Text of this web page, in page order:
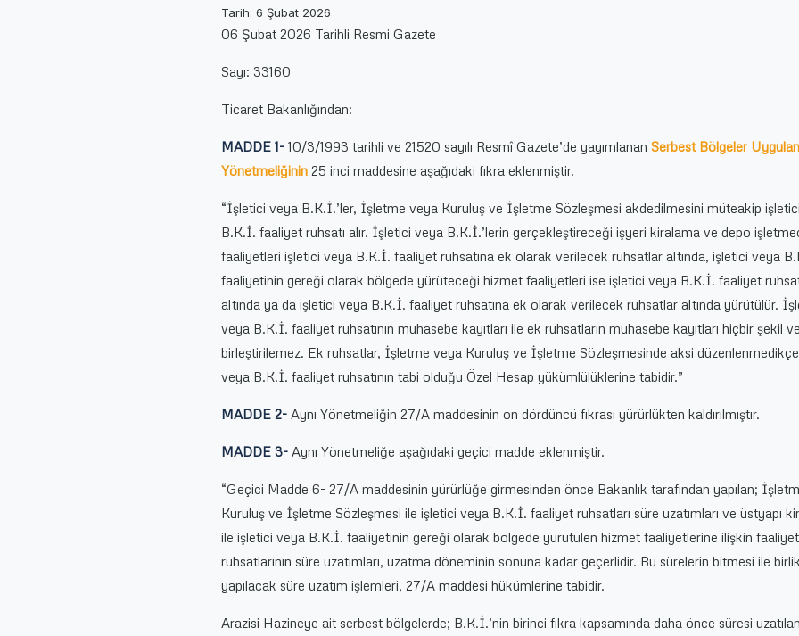
Tarih:6 Şubat 2026
06 Şubat 2026 Tarihli Resmi Gazete
Sayı: 33160
Ticaret Bakanlığından:
MADDE 1-10/3/1993 tarihli ve 21520 sayılı Resmî Gazete’de yayımlananSerbest Bölgeler
Yönetmeliğinin 25 inci maddesine aşağıdaki fıkra eklenmiştir.
“İşletici veya B.K.İ.’ler, İşletme veya Kuruluş ve İşletme Sözleşmesi akdedilmesini müteakip
B.K.İ. faaliyet ruhsatı alır. İşletici veya B.K.İ.’lerin gerçekleştireceği işyeri kiralama ve depo
faaliyetleri işletici veya B.K.İ. faaliyet ruhsatına ek olarak verilecek ruhsatlar altında, işletici veya
faaliyetinin gereği olarak bölgede yürüteceği hizmet faaliyetleri ise işletici veya B.K.İ. faaliyet
altında ya da işletici veya B.K.İ. faaliyet ruhsatına ek olarak verilecek ruhsatlar altında yürütülür.
veya B.K.İ. faaliyet ruhsatının muhasebe kayıtları ile ek ruhsatların muhasebe kayıtları hiçbir şekil
birleştirilemez. Ek ruhsatlar, İşletme veya Kuruluş ve İşletme Sözleşmesinde aksi
veya B.K.İ. faaliyet ruhsatının tabi olduğu Özel Hesap yükümlülüklerine tabidir.”
MADDE 2-Aynı Yönetmeliğin 27/A maddesinin on dördüncü fıkrası yürürlükten kaldırılmıştır.
MADDE 3-Aynı Yönetmeliğe aşağıdaki geçici madde eklenmiştir.
“Geçici Madde 6- 27/A maddesinin yürürlüğe girmesinden önce Bakanlık tarafından yapılan;
Kuruluş ve İşletme Sözleşmesi ile işletici veya B.K.İ. faaliyet ruhsatları süre uzatımları ve üstyapı
ile işletici veya B.K.İ. faaliyetinin gereği olarak bölgede yürütülen hizmet faaliyetlerine ilişkin faaliyet
ruhsatlarının süre uzatımları, uzatma döneminin sonuna kadar geçerlidir. Bu sürelerin bitmesi ile
yapılacak süre uzatım işlemleri, 27/A maddesi hükümlerine tabidir.
Arazisi Hazineye ait serbest bölgelerde; B.K.İ.’nin birinci fıkra kapsamında daha önce süresi